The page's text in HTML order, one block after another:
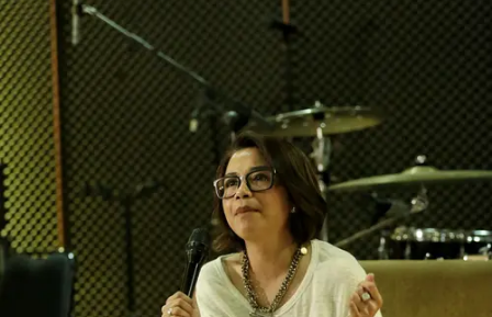
Share to others
Pinterest